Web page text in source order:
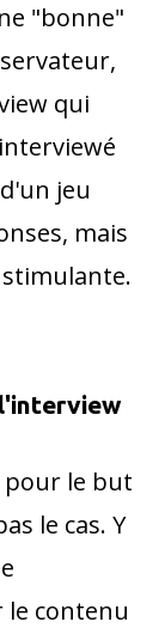
"bonne"
qui
jeu
mais
pour le but
le cas. Y
contenu